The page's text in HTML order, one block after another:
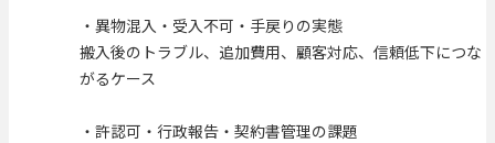
・異物混入・受入不可・手戻りの実態
搬入後のトラブル、追加費用、顧客対応、信頼低下につな
がるケース
・許認可・行政報告・契約書管理の課題